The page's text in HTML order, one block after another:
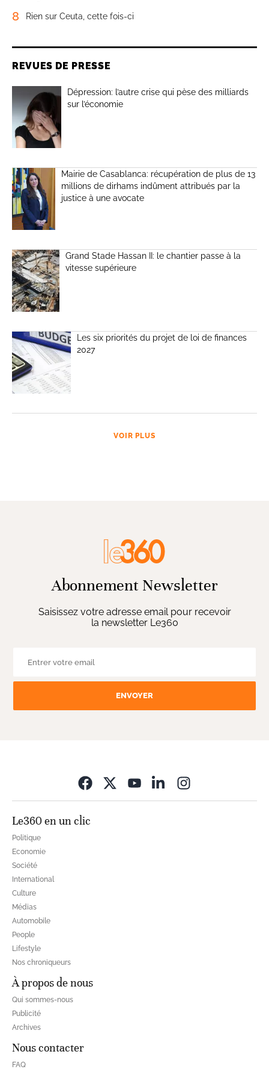
8 Rien sur Ceuta, cette fois-ci
REVUES DE PRESSE
Dépression: l’autre crise qui pèse des milliards
sur l’économie
Mairie de Casablanca: récupération de plus de 13
millions de dirhams indûment attribués par la
justice à une avocate
Grand Stade Hassan II: le chantier passe à la
vitesse supérieure
Les six priorités du projet de loi de finances
2027
VOIR PLUS
Abonnement Newsletter
Saisissez votre adresse email pour recevoir
la newsletter Le360
ENVOYER
Le360 en un clic
Politique
Economie
Société
International
Culture
Médias
Automobile
People
Lifestyle
Nos chroniqueurs
À propos de nous
Qui sommes-nous
Publicité
Archives
Nous contacter
FAQ